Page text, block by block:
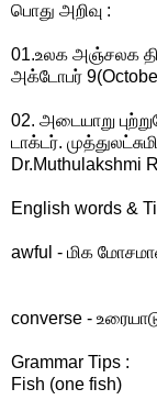
பொது அறிவு :
01.உலக அஞ்சலக
அக்டோபர்
02. அடையாறு
டாக்டர்.
Dr.Muthulakshmi
English words &
awful - மிக
converse -
Grammar Tips :
Fish (one fish)